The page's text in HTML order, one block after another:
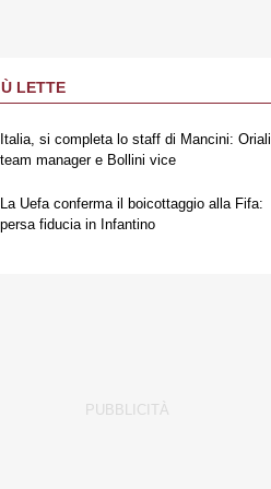
LETTE
Italia, si completa lo staff di Mancini: Oriali
team manager e Bollini vice
La Uefa conferma il boicottaggio alla Fifa:
persa fiducia in Infantino